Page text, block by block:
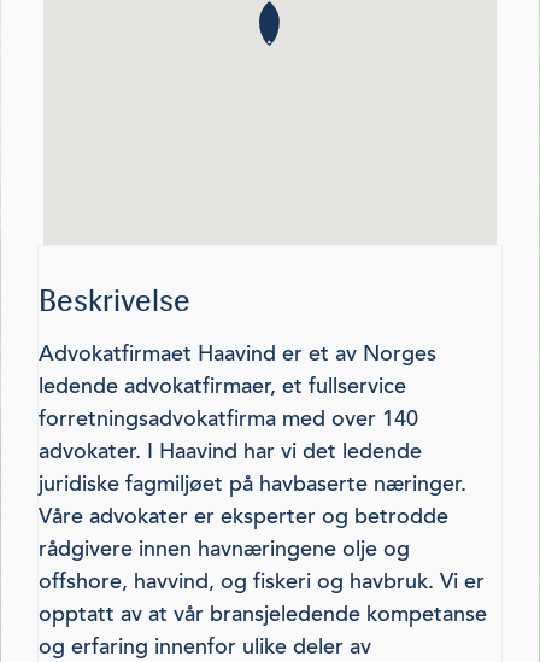
Beskrivelse
Advokatfirmaet Haavind er et av Norges
ledende advokatfirmaer, et fullservice
forretningsadvokatfirma med over 140
advokater. I Haavind har vi det ledende
juridiske fagmiljøet på havbaserte næringer.
Våre advokater er eksperter og betrodde
rådgivere innen havnæringene olje og
offshore, havvind, og fiskeri og havbruk. Vi er
opptatt av at vår bransjeledende kompetanse
og erfaring innenfor ulike deler av